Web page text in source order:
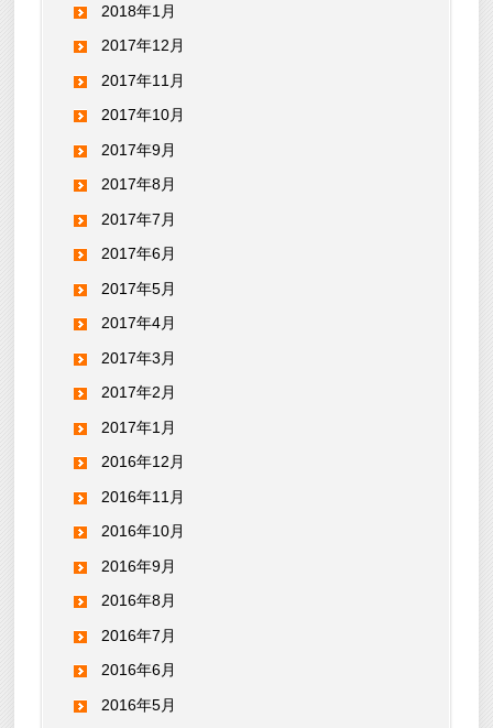
2018年1月
2017年12月
2017年11月
2017年10月
2017年9月
2017年8月
2017年7月
2017年6月
2017年5月
2017年4月
2017年3月
2017年2月
2017年1月
2016年12月
2016年11月
2016年10月
2016年9月
2016年8月
2016年7月
2016年6月
2016年5月